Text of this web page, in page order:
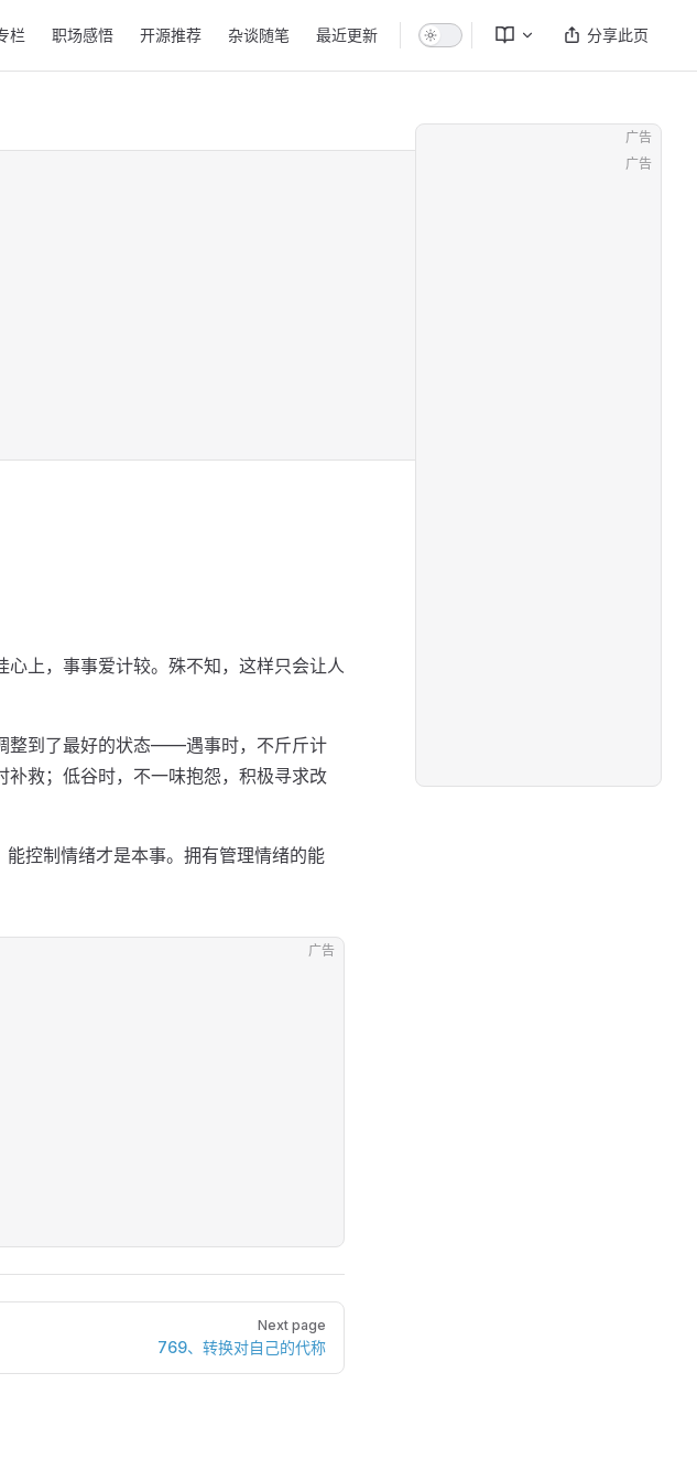
栏 职场感悟 开源推荐 杂谈随笔 最近更新 分享此页
广告
广告
上，事事爱计较。殊不知，这样只会让人
整到了最好的状态——遇事时，不斤斤计
救；低谷时，不一味抱怨，积极寻求改
控制情绪才是本事。拥有管理情绪的能
广告
Next page
769、转换对自己的代称